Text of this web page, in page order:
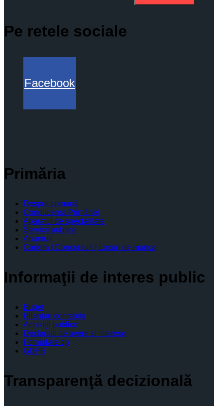
Pe retele sociale
Facebook
Primăria
Despre comună
Conducerea Primăriei
Aparatul de specialitate
Servicii publice
Anunturi
Cariera | Concursuri | Locuri de munca
Informaţii de interes public
Buget
Bilanţuri contabile
Achiziţii publice
Declaratii de avere si interese
Formulare tip
GDPR
Transparenţă decizională